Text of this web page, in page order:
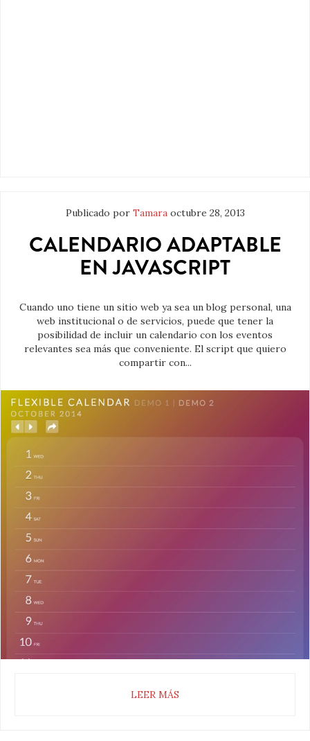
Publicado por Tamara octubre 28, 2013
CALENDARIO ADAPTABLE
EN JAVASCRIPT
Cuando uno tiene un sitio web ya sea un blog personal, una
web institucional o de servicios, puede que tener la
posibilidad de incluir un calendario con los eventos
relevantes sea más que conveniente. El script que quiero
compartir con...
LEER MÁS